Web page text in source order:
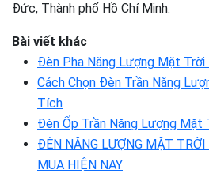
Đức, Thành phố Hồ Chí Minh.
Bài viết khác
Đèn Pha Năng Lượng Mặt Trời
Cách Chọn Đèn Trần Năng
Tích
Đèn Ốp Trần Năng Lượng Mặt
ĐÈN NĂNG LƯỢNG MẶT
MUA HIỆN NAY